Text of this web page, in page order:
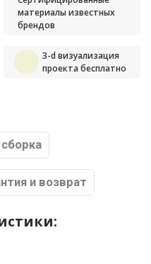
материалы известных
брендов
3-d визуализация
проекта бесплатно
и возврат